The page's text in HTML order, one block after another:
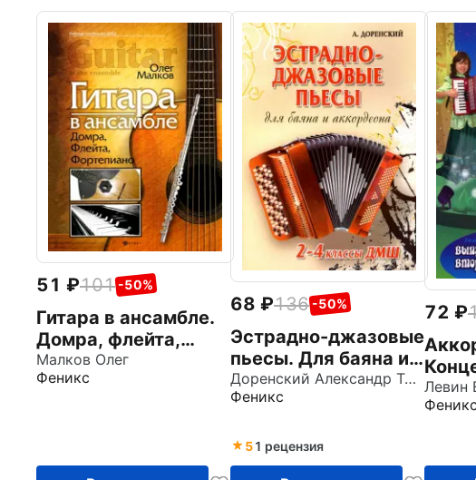
51 101 -50%
Гитара в ансамбле.
Домра, флейта,
фортепиано
Малков Олег
Феникс
68 136 -50%
Эстрадно-джазовые
пьесы. Для баяна и
аккордеона. 2-4
классы ДМШ.
методическое
пособие
Доренский Александр Тихонович
Феникс
51 рецензия
72
для
Левин
Феникс